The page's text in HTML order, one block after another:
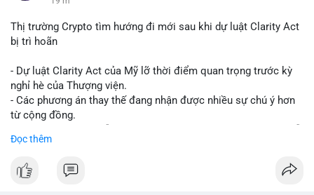
Thị trường Crypto tìm hướng đi mới sau khi dự luật Clarity Act
bị trì hoãn
- Dự luật Clarity Act của Mỹ lỡ thời điểm quan trọng trước kỳ
nghỉ hè của Thượng viện.
- Các phương án thay thế đang nhận được nhiều sự chú ý hơn
từ cộng đồng.
về pháp lý.
#binancesquare
Đọc thêm